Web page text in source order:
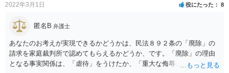
2022年3月1日 役にたった 8
匿名B 弁護士
あなたのお考えが実現できるかどうかは、民法８９２条の「廃除」の
請求を家庭裁判所で認めてもらえるかどうか、です。「廃除」の理由
となる事実関係は、「虐待」をうけたか、「重大な侮辱」を受けた